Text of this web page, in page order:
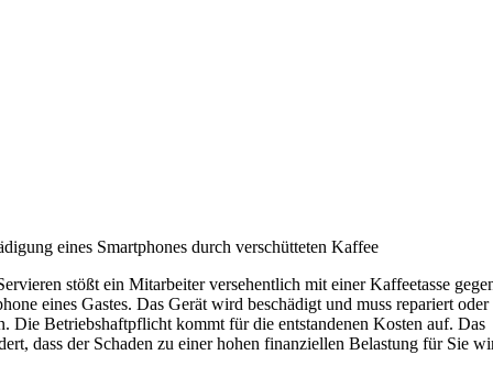
eines Smartphones durch verschütteten Kaffee
stößt ein Mitarbeiter versehentlich mit einer Kaffeetasse
eines Gastes. Das Gerät wird beschädigt und muss repariert oder
Die Betriebshaftpflicht kommt für die entstandenen Kosten auf. Das
dass der Schaden zu einer hohen finanziellen Belastung für Sie